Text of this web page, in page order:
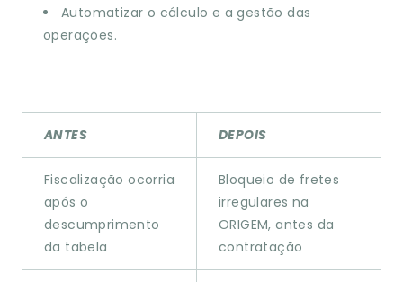
Automatizar o cálculo e a gestão das
operações.
ANTES DEPOIS
Fiscalização ocorria
após o
descumprimento
da tabela
Bloqueio de fretes
irregulares na
ORIGEM, antes da
contratação